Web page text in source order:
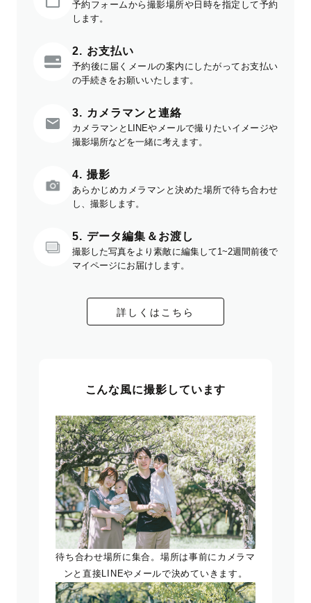
予約フォームから撮影場所や日時を指定して予約
します。
2. お支払い
予約後に届くメールの案内にしたがってお支払い
の手続きをお願いいたします。
3. カメラマンと連絡
カメラマンとLINEやメールで撮りたいイメージや
撮影場所などを一緒に考えます。
4. 撮影
あらかじめカメラマンと決めた場所で待ち合わせ
し、撮影します。
5. データ編集＆お渡し
撮影した写真をより素敵に編集して1~2週間前後で
マイページにお届けします。
詳しくはこちら
こんな風に撮影しています
待ち合わせ場所に集合。場所は事前にカメラマ
ンと直接LINEやメールで決めていきます。